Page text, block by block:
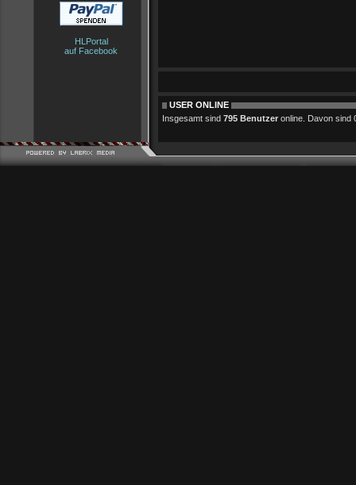
HLPortal
auf Facebook
USER ONLINE
Insgesamt sind 795 Benutzer online. Davon sind